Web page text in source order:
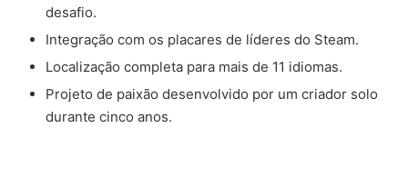
desafio.
Integração com os placares de líderes do Steam.
Localização completa para mais de 11 idiomas.
Projeto de paixão desenvolvido por um criador solo
durante cinco anos.